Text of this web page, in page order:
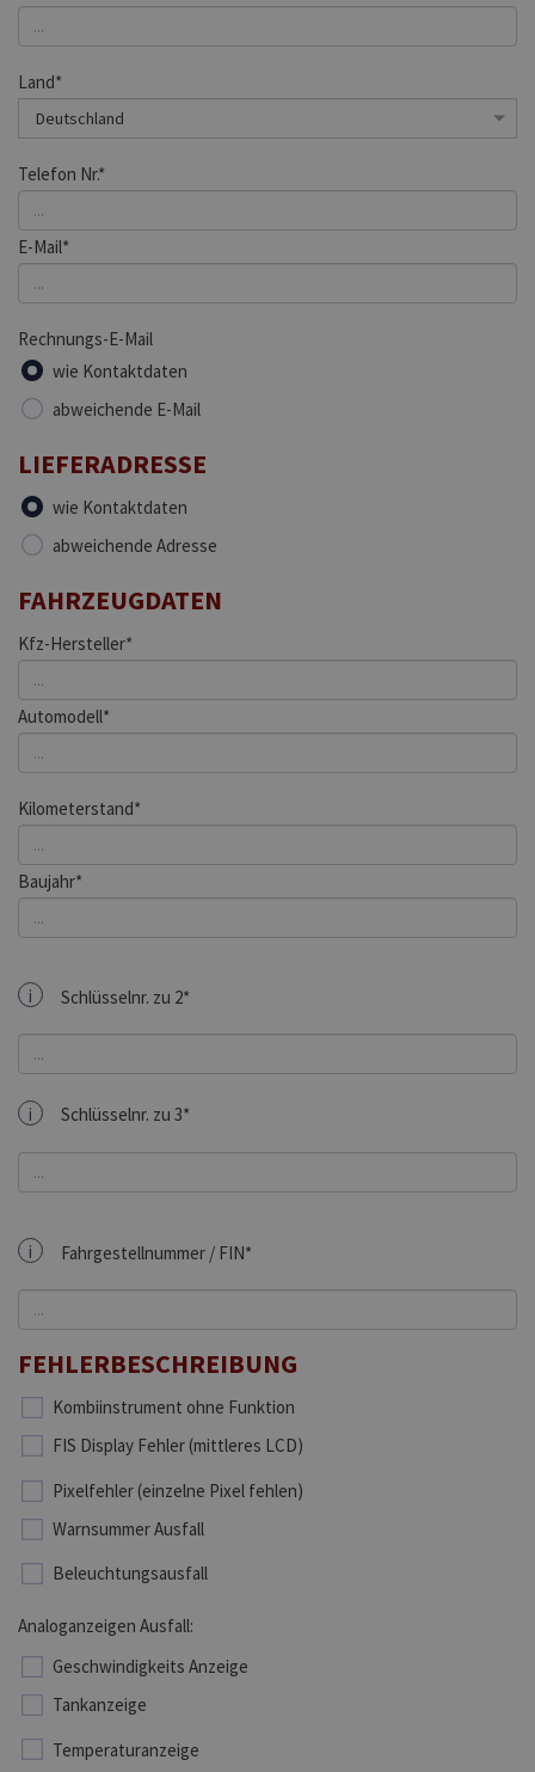
Land*
Telefon Nr.*
E-Mail*
Rechnungs-E-Mail
wie Kontaktdaten
abweichende E-Mail
LIEFERADRESSE
wie Kontaktdaten
abweichende Adresse
FAHRZEUGDATEN
Kfz-Hersteller*
Automodell*
Kilometerstand*
Baujahr*
i Schlüsselnr. zu 2*
i Schlüsselnr. zu 3*
i Fahrgestellnummer / FIN*
FEHLERBESCHREIBUNG
Kombiinstrument ohne Funktion
FIS Display Fehler (mittleres LCD)
Pixelfehler (einzelne Pixel fehlen)
Warnsummer Ausfall
Beleuchtungsausfall
Analoganzeigen Ausfall:
Geschwindigkeits Anzeige
Tankanzeige
Temperaturanzeige